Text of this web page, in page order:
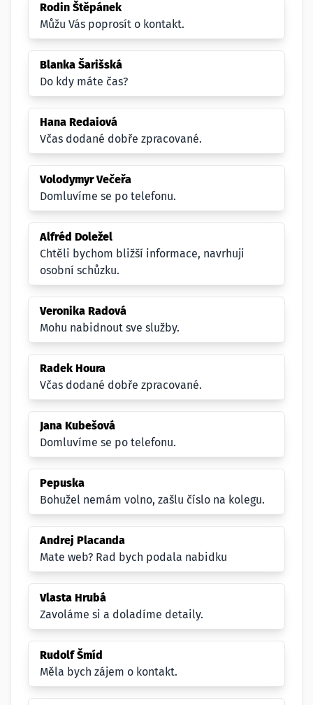
Rodin Štěpánek
Můžu Vás poprosít o kontakt.
Blanka Šarišská
Do kdy máte čas?
Hana Redaiová
Včas dodané dobře zpracované.
Volodymyr Večeřa
Domluvíme se po telefonu.
Alfréd Doležel
Chtěli bychom bližší informace, navrhuji
osobní schůzku.
Veronika Radová
Mohu nabidnout sve služby.
Radek Houra
Včas dodané dobře zpracované.
Jana Kubešová
Domluvíme se po telefonu.
Pepuska
Bohužel nemám volno, zašlu číslo na kolegu.
Andrej Placanda
Mate web? Rad bych podala nabidku
Vlasta Hrubá
Zavoláme si a doladíme detaily.
Rudolf Šmíd
Měla bych zájem o kontakt.